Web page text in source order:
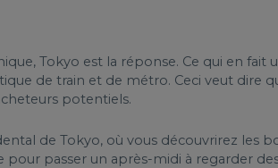
Tokyo est la réponse. Ce qui en fait
de train et de métro. Ceci veut dire
potentiels.
de Tokyo, où vous découvrirez les
passer un après-midi à regarder